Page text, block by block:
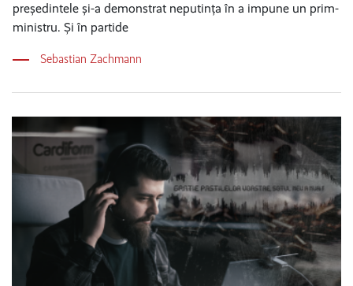
președintele și-a demonstrat neputința în a impune un prim-
ministru. Și în partide
Sebastian Zachmann